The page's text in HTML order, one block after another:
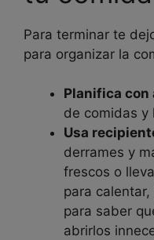
Para terminar te
para organizar la
Planifica
de comidas y
Usa
derrames y
frescos o
para
para saber
abrirlos